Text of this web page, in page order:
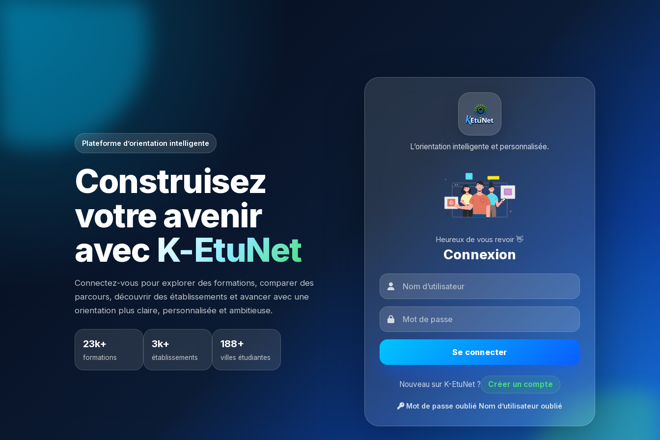
Plateforme d’orientation intelligente
Construisez
votre avenir
avec K-EtuNet
Connectez-vous pour explorer des formations, comparer des
parcours, découvrir des établissements et avancer avec une
orientation plus claire, personnalisée et ambitieuse.
23k+
formations
3k+
établissements
188+
villes étudiantes
L’orientation intelligente et personnalisée.
Heureux de vous revoir 👋
Connexion
Se connecter
Nouveau sur K-EtuNet ? Créer un compte
Mot de passe oublié Nom d’utilisateur oublié